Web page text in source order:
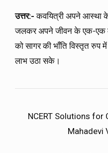
उत्तर:-कवयित्री अपने आस्था
जलकर अपने जीवन के एक-एक
को सागर की भाँति विस्तृत रुप
लाभ उठा सके।
NCERT Solutions for
Mahadevi